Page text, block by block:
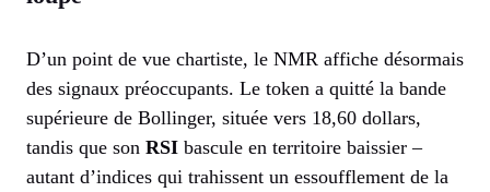
D’un point de vue chartiste, le NMR affiche désormais
des signaux préoccupants. Le token a quitté la bande
supérieure de Bollinger, située vers 18,60 dollars,
tandis que son RSI bascule en territoire baissier –
autant d’indices qui trahissent un essoufflement de la